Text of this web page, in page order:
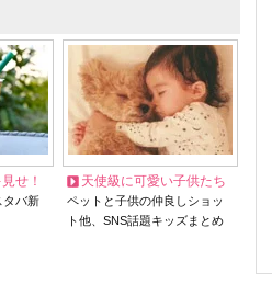
せ！
バ新
天使級に可愛い子供たち
ペットと子供の仲良しショッ
ト他、SNS話題キッズまとめ